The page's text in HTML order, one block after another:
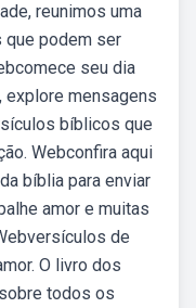
reunimos uma
podem ser
seu dia
mensagens
bíblicos que
Webconfira aqui
bíblia para enviar
amor e muitas
de
O livro dos
todos os